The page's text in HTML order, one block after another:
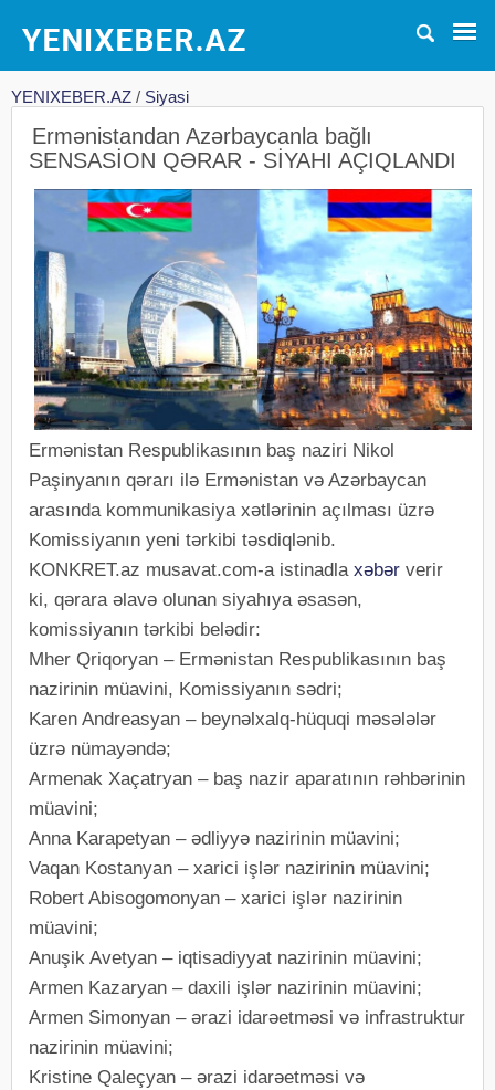
YENIXEBER.AZ / Siyasi
Ermənistandan Azərbaycanla bağlı
SENSASİON QƏRAR - SİYAHI AÇIQLANDI
Ermənistan Respublikasının baş naziri Nikol
Paşinyanın qərarı ilə Ermənistan və Azərbaycan
arasında kommunikasiya xətlərinin açılması üzrə
Komissiyanın yeni tərkibi təsdiqlənib.
KONKRET.az musavat.com-a istinadla xəbər verir
ki, qərara əlavə olunan siyahıya əsasən,
komissiyanın tərkibi belədir:
Mher Qriqoryan – Ermənistan Respublikasının baş
nazirinin müavini, Komissiyanın sədri;
Karen Andreasyan – beynəlxalq-hüquqi məsələlər
üzrə nümayəndə;
Armenak Xaçatryan – baş nazir aparatının rəhbərinin
müavini;
Anna Karapetyan – ədliyyə nazirinin müavini;
Vaqan Kostanyan – xarici işlər nazirinin müavini;
Robert Abisogomonyan – xarici işlər nazirinin
müavini;
Anuşik Avetyan – iqtisadiyyat nazirinin müavini;
Armen Kazaryan – daxili işlər nazirinin müavini;
Armen Simonyan – ərazi idarəetməsi və infrastruktur
nazirinin müavini;
Kristine Qaleçyan – ərazi idarəetməsi və